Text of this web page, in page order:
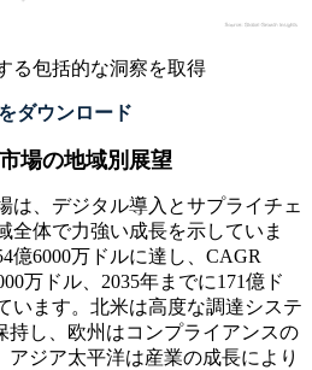
る包括的な洞察を取得
ダウンロード
場の地域別展望
は、デジタル導入とサプライチェ
全体で力強い成長を示していま
億6000万ドルに達し、CAGR
万ドル、2035年までに171億ド
います。北米は高度な調達システ
持し、欧州はコンプライアンスの
アジア太平洋は産業の成長により